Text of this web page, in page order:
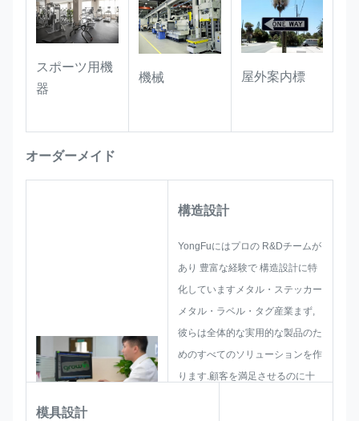
サリー,楽器のラベルに適しています.
油耐性,耐磨性があります.レーベルは,
ワークショップや産業環境での長期使
用中でも,明瞭で読み取れるようにしま
す..
スポーツ用機
器
機械 屋外案内標
オーダーメイド
構造設計
YongFuにはプロの R&Dチームが
あり 豊富な経験で 構造設計に特
化していますメタル・ステッカー
メタル・ラベル・タグ産業まず,
彼らは全体的な実用的な製品のた
めのすべてのソリューションを作
ります.顧客を満足させるのに十
模具設計